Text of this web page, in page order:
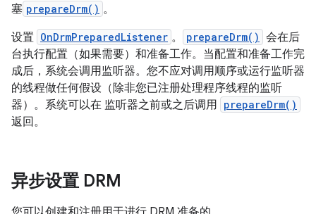
塞 prepareDrm() 。
设置 OnDrmPreparedListener 。 prepareDrm() 会在后
台执行配置（如果需要）和准备工作。当配置和准备工作完
成后，系统会调用监听器。您不应对调用顺序或运行监听器
的线程做任何假设（除非您已注册处理程序线程的监听
器）。系统可以在 监听器之前或之后调用 prepareDrm()
返回。
异步设置 DRM